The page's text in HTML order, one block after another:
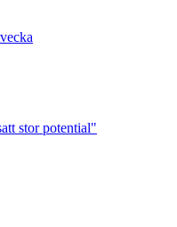
stor potential"